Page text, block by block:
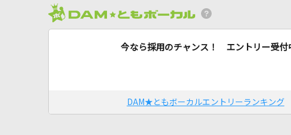
今なら採用のチャンス！ エントリー受付
DAM★ともボーカルエントリーランキング